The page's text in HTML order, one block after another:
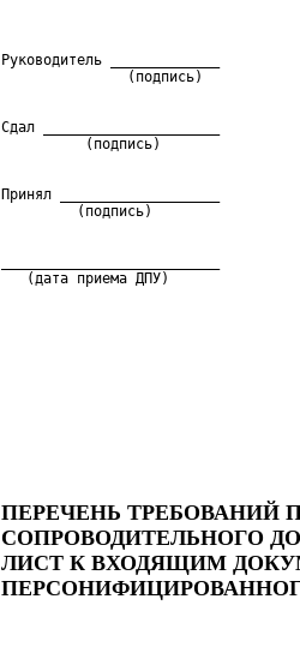
Руководитель _____________
Сдал _____________________
Принял ___________________
   (дата приема ДПУ)
ПЕРЕЧЕНЬ ТРЕБОВАНИЙ
СОПРОВОДИТЕЛЬНОГО
ЛИСТ К ВХОДЯЩИМ